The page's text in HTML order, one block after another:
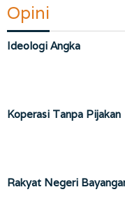
Opini
Ideologi Angka
Koperasi Tanpa Pijakan
Rakyat Negeri